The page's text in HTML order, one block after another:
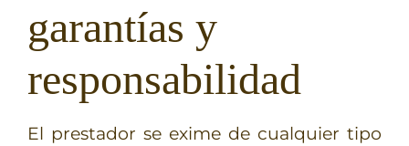
garantías y
responsabilidad
El prestador se exime de cualquier tipo